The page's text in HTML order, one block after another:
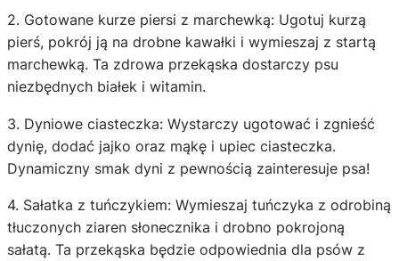
2. Gotowane kurze piersi z marchewką: Ugotuj kurzą
pierś, pokrój ją na drobne kawałki i wymieszaj z startą
marchewką. Ta zdrowa przekąska dostarczy psu
niezbędnych białek i witamin.
3. Dyniowe ciasteczka: Wystarczy ugotować i zgnieść
dynię, dodać jajko oraz mąkę i upiec ciasteczka.
Dynamiczny smak dyni z pewnością zainteresuje psa!
4. Sałatka z tuńczykiem: Wymieszaj tuńczyka z odrobiną
tłuczonych ziaren słonecznika i drobno pokrojoną
sałatą. Ta przekąska będzie odpowiednia dla psów z